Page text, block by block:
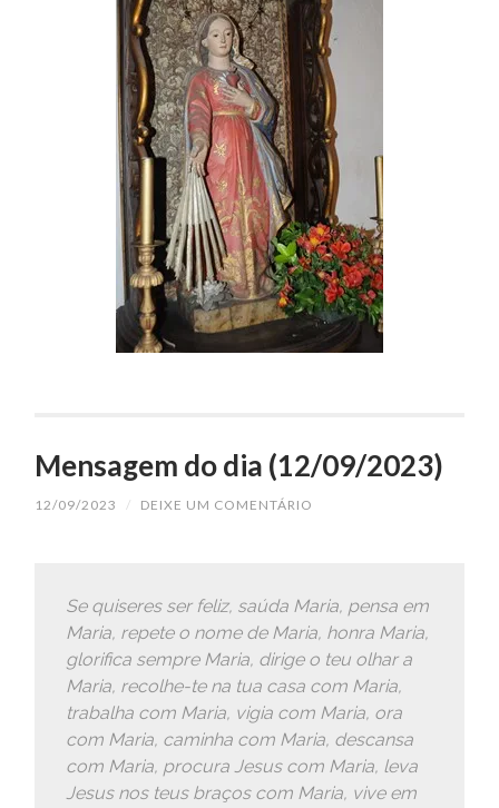
Mensagem do dia (12/09/2023)
12/09/2023 / DEIXE UM COMENTÁRIO
Se quiseres ser feliz, saúda Maria, pensa em
Maria, repete o nome de Maria, honra Maria,
glorifica sempre Maria, dirige o teu olhar a
Maria, recolhe-te na tua casa com Maria,
trabalha com Maria, vigia com Maria, ora
com Maria, caminha com Maria, descansa
com Maria, procura Jesus com Maria, leva
Jesus nos teus braços com Maria, vive em